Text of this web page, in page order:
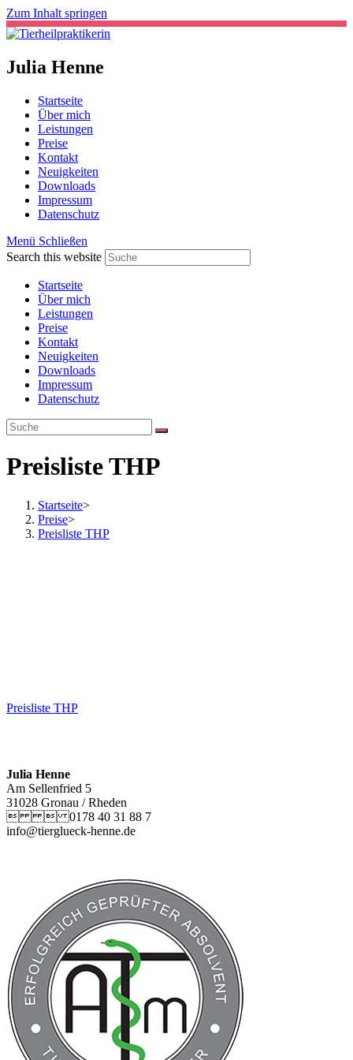
Zum Inhalt springen
Julia Henne
Startseite
Über mich
Leistungen
Preise
Kontakt
Neuigkeiten
Downloads
Impressum
Datenschutz
Menü Schließen
Search this website
Startseite
Über mich
Leistungen
Preise
Kontakt
Neuigkeiten
Downloads
Impressum
Datenschutz
Preisliste THP
Startseite>
Preise>
Preisliste THP
Preisliste THP
Julia Henne
Am Sellenfried 5
31028 Gronau / Rheden
  0178 40 31 88 7
info@tierglueck-henne.de